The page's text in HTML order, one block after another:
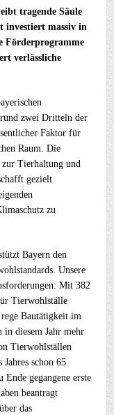
tragende Säule
investiert massiv in
Förderprogramme
verlässliche
zwei Dritteln der
Faktor für
Raum. Die
zur Tierhaltung und
gezielt
zu
Bayern den
Unsere
Mit 382
Tierwohlställe
Bautätigkeit im
in diesem Jahr mehr
Tierwohlställen
schon 65
gegangene erste
beantragt
das